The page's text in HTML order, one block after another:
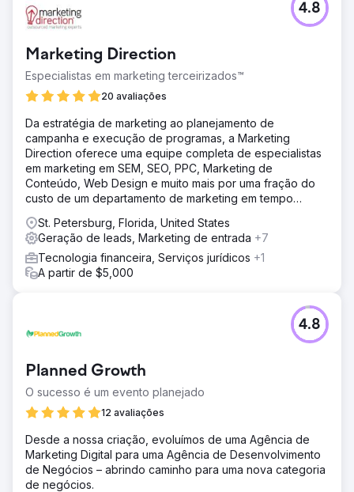
Marketing Direction
Especialistas em marketing terceirizados™
20 avaliações
4.8
Da estratégia de marketing ao planejamento de
campanha e execução de programas, a Marketing
Direction oferece uma equipe completa de especialistas
em marketing em SEM, SEO, PPC, Marketing de
Conteúdo, Web Design e muito mais por uma fração do
custo de um departamento de marketing em tempo
St. Petersburg, Florida, United States
Geração de leads, Marketing de entrada +7
Tecnologia financeira, Serviços jurídicos +1
A partir de $5,000
Planned Growth
O sucesso é um evento planejado
12 avaliações
4.8
Desde a nossa criação, evoluímos de uma Agência de
Marketing Digital para uma Agência de Desenvolvimento
de Negócios – abrindo caminho para uma nova categoria
de negócios.